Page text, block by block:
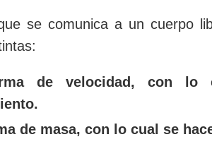
se comunica a un cuerpo
de velocidad, con lo
de masa, con lo cual se